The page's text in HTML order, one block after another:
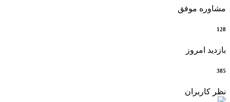
مشاوره موفق
128
بازدید امروز
385
نظر کاربران